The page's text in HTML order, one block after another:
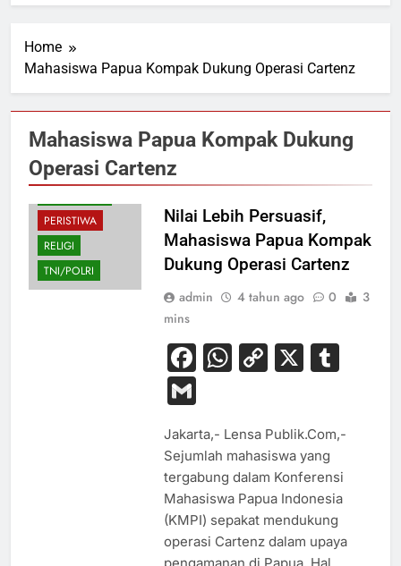
Home
Mahasiswa Papua Kompak Dukung Operasi Cartenz
Mahasiswa Papua Kompak Dukung
Operasi Cartenz
BUDAYA
HUKUM
NASIONAL
PERISTIWA
RELIGI
TNI/POLRI
Nilai Lebih Persuasif,
Mahasiswa Papua Kompak
Dukung Operasi Cartenz
admin 4 tahun ago 0
3
mins
Facebook
WhatsApp
Copy
X
Gmail
Jakarta,- Lensa Publik.Com,-
Sejumlah mahasiswa yang
tergabung dalam Konferensi
Mahasiswa Papua Indonesia
(KMPI) sepakat mendukung
operasi Cartenz dalam upaya